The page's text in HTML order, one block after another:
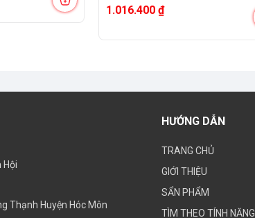
1.016.400 ₫
Hội
Thạnh Huyện Hóc Môn
HƯỚNG DẪN
TRANG CHỦ
GIỚI THIỆU
SẨN PHẨM
TÌM THEO TÍNH NĂNG